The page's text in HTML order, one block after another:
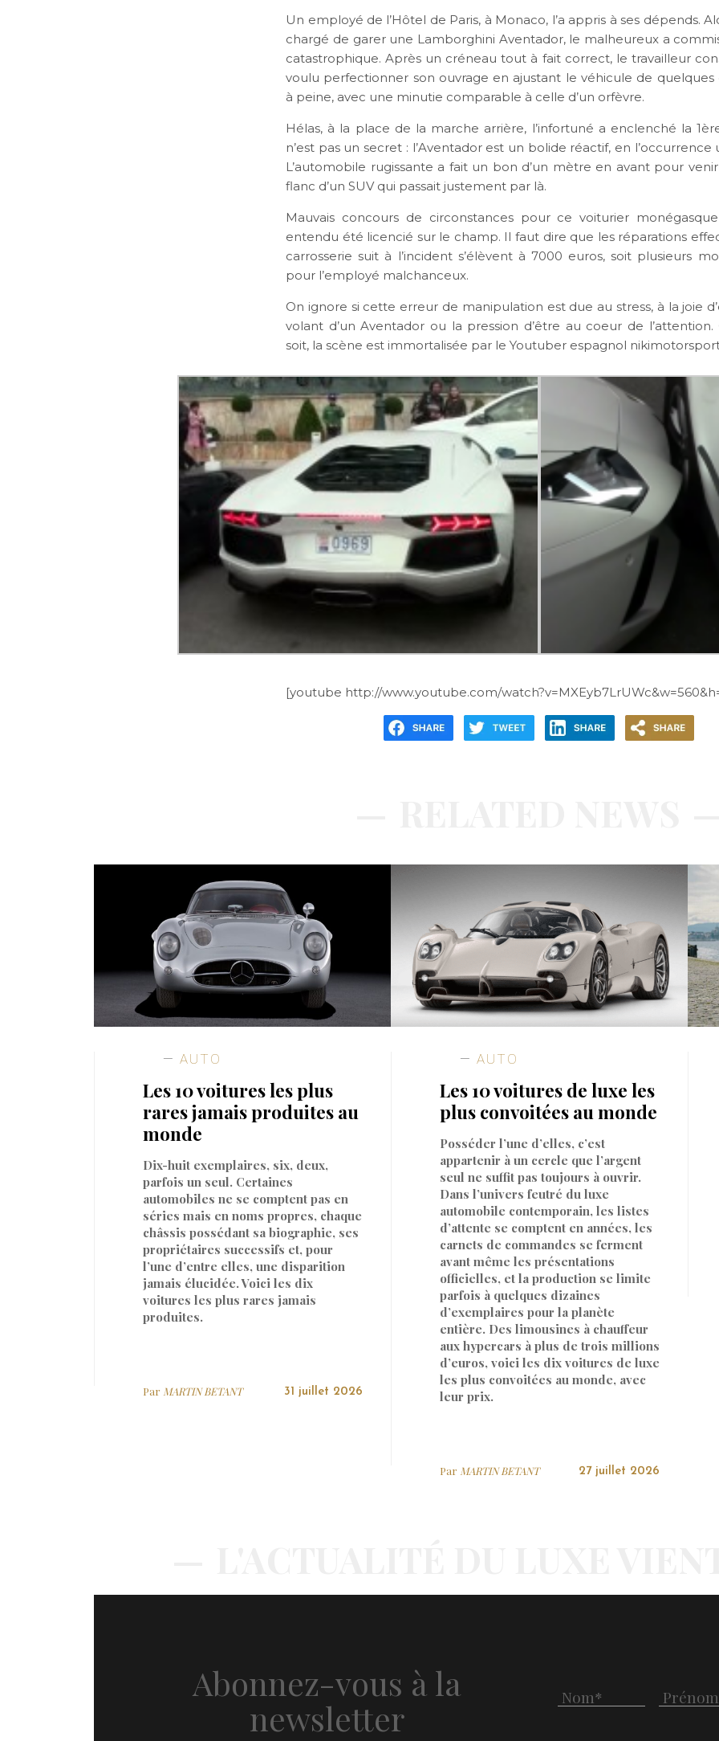
Un employé de l’Hôtel de Paris, à Monaco, l’a appris à ses dépends.
chargé de garer une Lamborghini Aventador, le malheureux a
catastrophique. Après un créneau tout à fait correct, le travailleur
voulu perfectionner son ouvrage en ajustant le véhicule de
à peine, avec une minutie comparable à celle d’un orfèvre.
Hélas, à la place de la marche arrière, l’infortuné a enclenché la
n’est pas un secret : l’Aventador est un bolide réactif, en
L’automobile rugissante a fait un bon d’un mètre en avant pour
flanc d’un SUV qui passait justement par là.
Mauvais concours de circonstances pour ce voiturier
entendu été licencié sur le champ. Il faut dire que les réparations
carrosserie suit à l’incident s’élèvent à 7000 euros, soit plusieurs
pour l’employé malchanceux.
On ignore si cette erreur de manipulation est due au stress, à la joie
volant d’un Aventador ou la pression d’être au coeur de l’attention.
soit, la scène est immortalisée par le Youtuber espagnol
[youtube http://www.youtube.com/
AUTO
Les 10 voitures les plus
rares jamais produites au
monde
Dix-huit exemplaires, six, deux,
parfois un seul. Certaines
automobiles ne se comptent pas en
séries mais en noms propres, chaque
châssis possédant sa biographie, ses
propriétaires successifs et, pour
l’une d’entre elles, une disparition
jamais élucidée. Voici les dix
voitures les plus rares jamais
produites.
Par MARTIN BETANT 31 juillet 2026
AUTO
Les 10 voitures de luxe les
plus convoitées au monde
Posséder l’une d’elles, c’est
appartenir à un cercle que l’argent
seul ne suffit pas toujours à ouvrir.
Dans l’univers feutré du luxe
automobile contemporain, les listes
d’attente se comptent en années, les
carnets de commandes se ferment
avant même les présentations
officielles, et la production se limite
parfois à quelques dizaines
d’exemplaires pour la planète
entière. Des limousines à chauffeur
aux hypercars à plus de trois millions
d’euros, voici les dix voitures de luxe
les plus convoitées au monde, avec
leur prix.
Par MARTIN BETANT 27 juillet 2026
Abonnez-vous à la
newsletter